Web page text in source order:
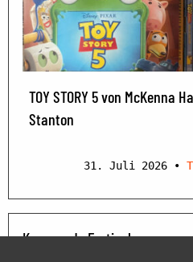
TOY STORY 5 von McKenna
Stanton
31. Juli 2026 •
Kommende Festivals